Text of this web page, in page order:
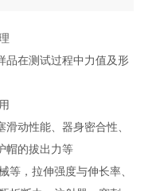
品在测试过程中力值及形
动性能、器身密合性、
帽的拔出力等
等，拉伸强度与伸长率、